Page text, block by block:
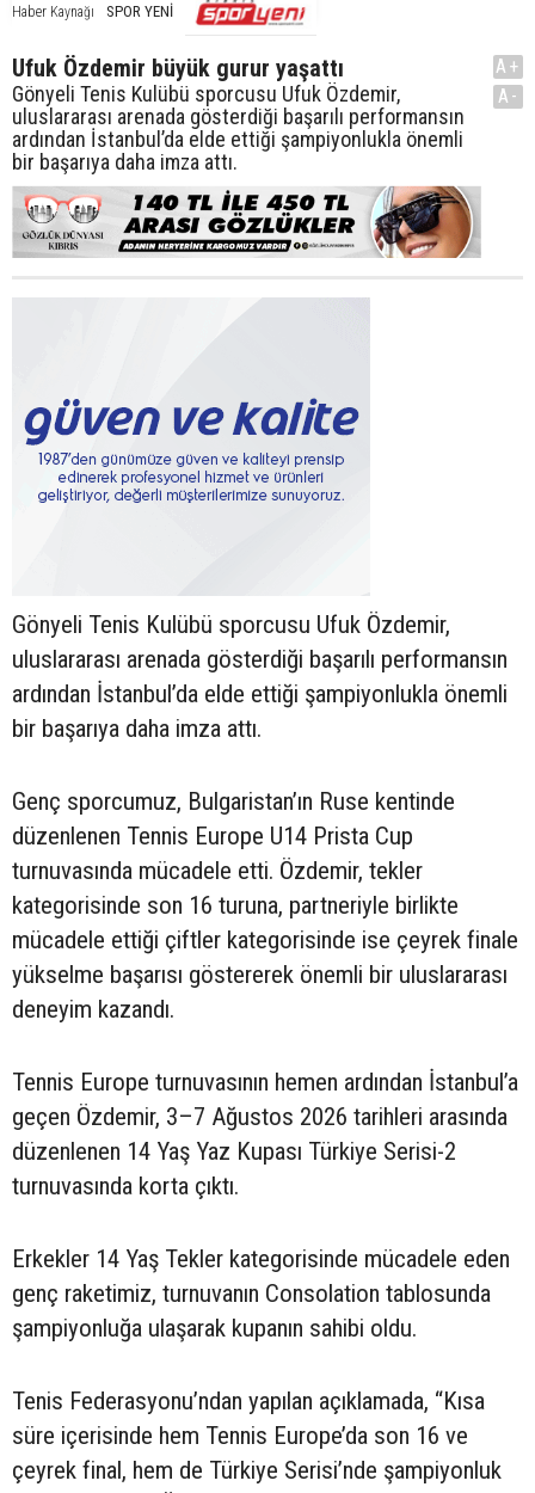
Haber Kaynağı SPOR YENİ
Ufuk Özdemir büyük gurur yaşattı
Gönyeli Tenis Kulübü sporcusu Ufuk Özdemir,
uluslararası arenada gösterdiği başarılı performansın
ardından İstanbul’da elde ettiği şampiyonlukla önemli
bir başarıya daha imza attı.
A+
A-
Gönyeli Tenis Kulübü sporcusu Ufuk Özdemir,
uluslararası arenada gösterdiği başarılı performansın
ardından İstanbul’da elde ettiği şampiyonlukla önemli
bir başarıya daha imza attı.
Genç sporcumuz, Bulgaristan’ın Ruse kentinde
düzenlenen Tennis Europe U14 Prista Cup
turnuvasında mücadele etti. Özdemir, tekler
kategorisinde son 16 turuna, partneriyle birlikte
mücadele ettiği çiftler kategorisinde ise çeyrek finale
yükselme başarısı göstererek önemli bir uluslararası
deneyim kazandı.
Tennis Europe turnuvasının hemen ardından İstanbul’a
geçen Özdemir, 3–7 Ağustos 2026 tarihleri arasında
düzenlenen 14 Yaş Yaz Kupası Türkiye Serisi-2
turnuvasında korta çıktı.
Erkekler 14 Yaş Tekler kategorisinde mücadele eden
genç raketimiz, turnuvanın Consolation tablosunda
şampiyonluğa ulaşarak kupanın sahibi oldu.
Tenis Federasyonu’ndan yapılan açıklamada, “Kısa
süre içerisinde hem Tennis Europe’da son 16 ve
çeyrek final, hem de Türkiye Serisi’nde şampiyonluk